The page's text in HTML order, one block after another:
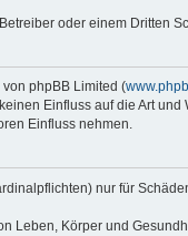
oder einem Dritten
phpBB Limited (
Einfluss auf die Art und
Einfluss nehmen.
nur für
Leben, Körper und